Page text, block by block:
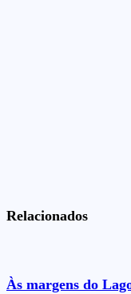
Relacionados
Às margens do